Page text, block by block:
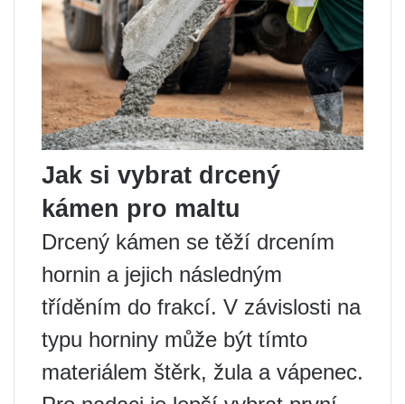
Jak si vybrat drcený
kámen pro maltu
Drcený kámen se těží drcením
hornin a jejich následným
tříděním do frakcí. V závislosti na
typu horniny může být tímto
materiálem štěrk, žula a vápenec.